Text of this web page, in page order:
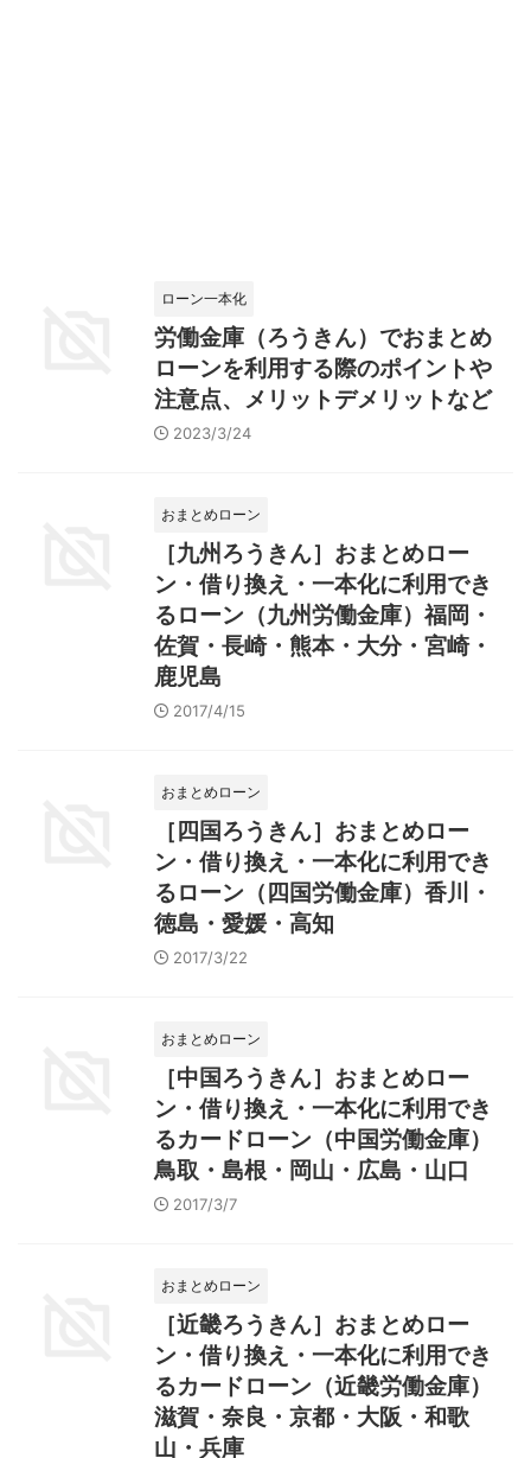
ローン一本化
労働金庫（ろうきん）でおまとめ
ローンを利用する際のポイントや
注意点、メリットデメリットなど
2023/3/24
おまとめローン
［九州ろうきん］おまとめロー
ン・借り換え・一本化に利用でき
るローン（九州労働金庫）福岡・
佐賀・長崎・熊本・大分・宮崎・
鹿児島
2017/4/15
おまとめローン
［四国ろうきん］おまとめロー
ン・借り換え・一本化に利用でき
るローン（四国労働金庫）香川・
徳島・愛媛・高知
2017/3/22
おまとめローン
［中国ろうきん］おまとめロー
ン・借り換え・一本化に利用でき
るカードローン（中国労働金庫）
鳥取・島根・岡山・広島・山口
2017/3/7
おまとめローン
［近畿ろうきん］おまとめロー
ン・借り換え・一本化に利用でき
るカードローン（近畿労働金庫）
滋賀・奈良・京都・大阪・和歌
山・兵庫